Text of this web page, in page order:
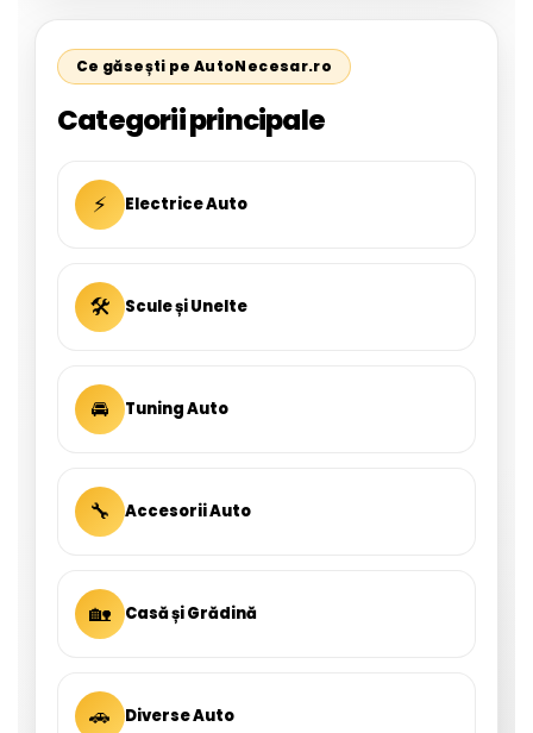
Ce găsești pe AutoNecesar.ro
Categorii principale
⚡ Electrice Auto
🛠 Scule și Unelte
🚘 Tuning Auto
🔧 Accesorii Auto
🏡 Casă și Grădină
🚗 Diverse Auto